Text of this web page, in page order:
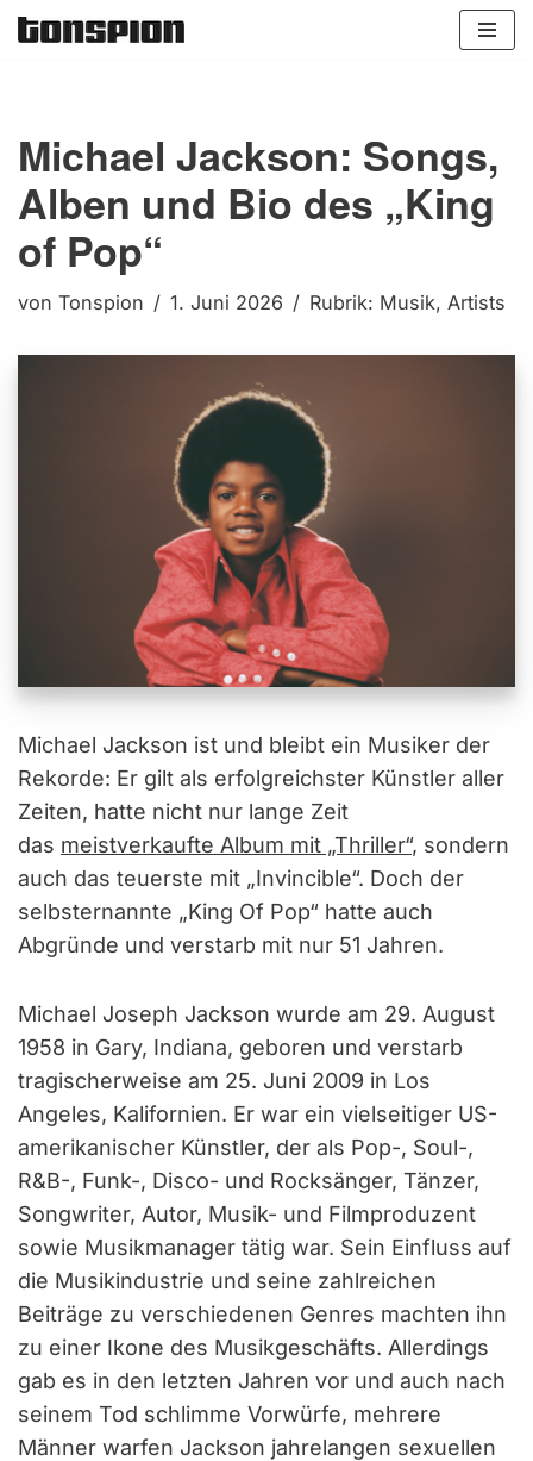
Michael Jackson: Songs,
Alben und Bio des „King
of Pop“
von Tonspion 1. Juni 2026 Rubrik: Musik, Artists
Michael Jackson ist und bleibt ein Musiker der
Rekorde: Er gilt als erfolgreichster Künstler aller
Zeiten, hatte nicht nur lange Zeit
das meistverkaufte Album mit „Thriller“, sondern
auch das teuerste mit „Invincible“. Doch der
selbsternannte „King Of Pop“ hatte auch
Abgründe und verstarb mit nur 51 Jahren.
Michael Joseph Jackson wurde am 29. August
1958 in Gary, Indiana, geboren und verstarb
tragischerweise am 25. Juni 2009 in Los
Angeles, Kalifornien. Er war ein vielseitiger US-
amerikanischer Künstler, der als Pop-, Soul-,
R&B-, Funk-, Disco- und Rocksänger, Tänzer,
Songwriter, Autor, Musik- und Filmproduzent
sowie Musikmanager tätig war. Sein Einfluss auf
die Musikindustrie und seine zahlreichen
Beiträge zu verschiedenen Genres machten ihn
zu einer Ikone des Musikgeschäfts. Allerdings
gab es in den letzten Jahren vor und auch nach
seinem Tod schlimme Vorwürfe, mehrere
Männer warfen Jackson jahrelangen sexuellen